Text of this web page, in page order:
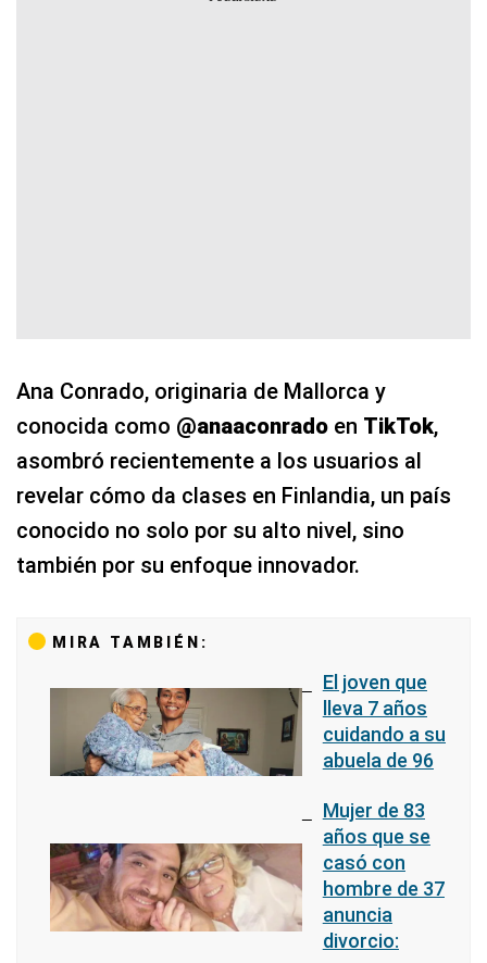
Ana Conrado, originaria de Mallorca y
conocida como @anaaconrado en TikTok,
asombró recientemente a los usuarios al
revelar cómo da clases en Finlandia, un país
conocido no solo por su alto nivel, sino
también por su enfoque innovador.
MIRA TAMBIÉN:
El joven que
lleva 7 años
cuidando a su
abuela de 96
Mujer de 83
años que se
casó con
hombre de 37
anuncia
divorcio: